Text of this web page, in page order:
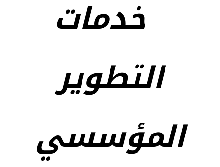
خدمات
التطوير
المؤسسي